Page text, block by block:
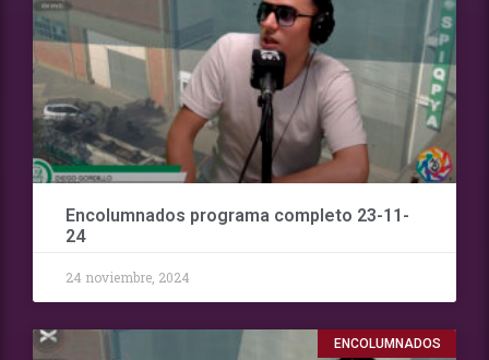
Encolumnados programa completo 23-11-
24
24 noviembre, 2024
ENCOLUMNADOS